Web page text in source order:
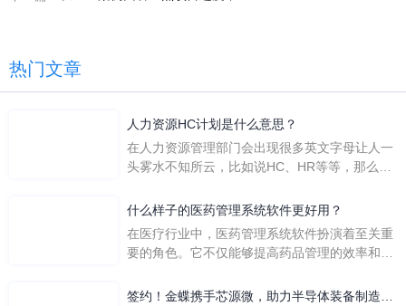
热门文章
人力资源HC计划是什么意思？
在人力资源管理部门会出现很多英文字母让人一
头雾水不知所云，比如说HC、HR等等，那么它
么呢？
什么样子的医药管理系统软件更好用？
在医疗行业中，医药管理系统软件扮演着至关重
要的角色。它不仅能够提高药品管理的效率和准
一个好用的医药管理系统软件应具备以下特点。
签约！金蝶携手芯源微，助力半导体装备制造领